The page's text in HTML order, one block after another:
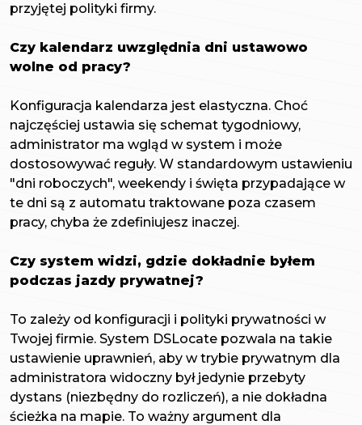
przyjętej polityki firmy.
Czy kalendarz uwzględnia dni ustawowo
wolne od pracy?
Konfiguracja kalendarza jest elastyczna. Choć
najczęściej ustawia się schemat tygodniowy,
administrator ma wgląd w system i może
dostosowywać reguły. W standardowym ustawieniu
"dni roboczych", weekendy i święta przypadające w
te dni są z automatu traktowane poza czasem
pracy, chyba że zdefiniujesz inaczej.
Czy system widzi, gdzie dokładnie byłem
podczas jazdy prywatnej?
To zależy od konfiguracji i polityki prywatności w
Twojej firmie. System DSLocate pozwala na takie
ustawienie uprawnień, aby w trybie prywatnym dla
administratora widoczny był jedynie przebyty
dystans (niezbędny do rozliczeń), a nie dokładna
ścieżka na mapie. To ważny argument dla